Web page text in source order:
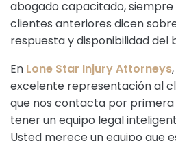
abogado capacitado, siempre
clientes anteriores dicen
respuesta y disponibilidad del
En Lone Star Injury Attorneys
excelente representación al
que nos contacta por primera
tener un equipo legal
Usted merece un equipo que